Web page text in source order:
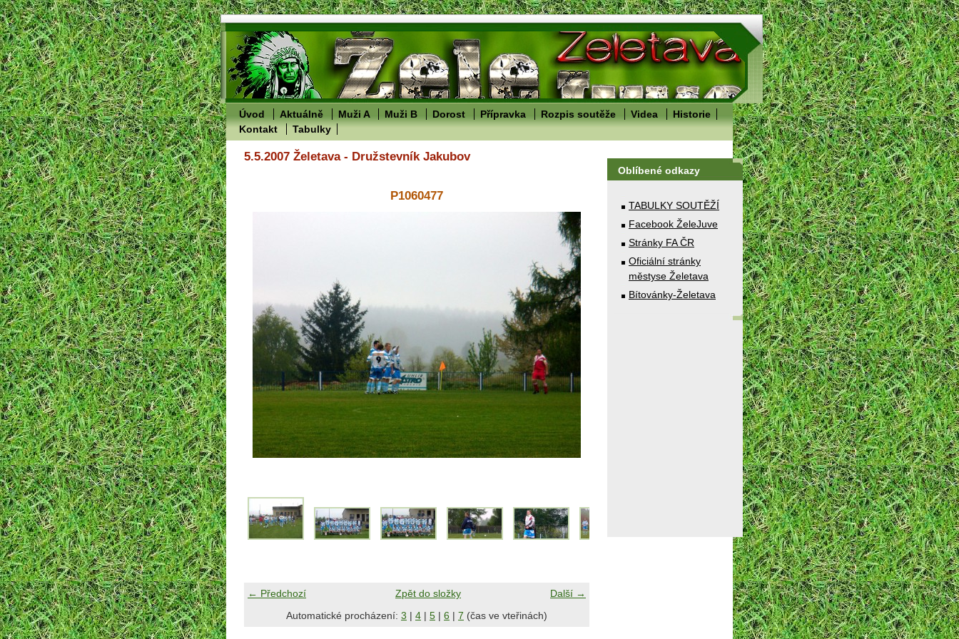
Úvod Aktuálně Muži A Muži B Dorost Přípravka Rozpis soutěže Videa
Historie
Kontakt
Tabulky
Oblíbené odkazy
TABULKY SOUTĚŽÍ
Facebook ŽeleJuve
Stránky FA ČR
Oficiální stránky
městyse Želetava
Bítovánky-Želetava
5.5.2007 Želetava - Družstevník Jakubov
P1060477
← Předchozí Další →
Zpět do složky
Automatické procházení: 3 | 4 | 5 | 6 | 7 (čas ve vteřinách)